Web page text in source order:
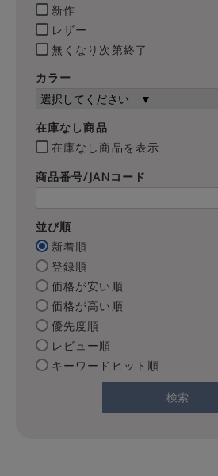
新作
レザー
無くなり次第終了
カラー
在庫なし商品
在庫なし商品を表示
商品番号/JANコード
並び順
新着順
登録順
価格が安い順
価格が高い順
優先度順
レビュー順
キーワードヒット順
検索